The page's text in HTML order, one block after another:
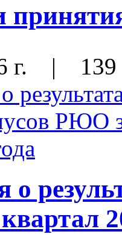
г. | 139